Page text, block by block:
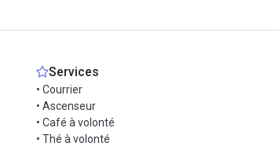
d'engagement.
Services
• Courrier
• Ascenseur
• Café à volonté
• Thé à volonté